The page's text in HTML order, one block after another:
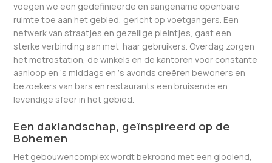
voegen we een gedefinieerde en aangename openbare
ruimte toe aan het gebied, gericht op voetgangers. Een
netwerk van straatjes en gezellige pleintjes, gaat een
sterke verbinding aan met haar gebruikers. Overdag zorgen
het metrostation, de winkels en de kantoren voor constante
aanloop en ‘s middags en ‘s avonds creëren bewoners en
bezoekers van bars en restaurants een bruisende en
levendige sfeer in het gebied.
Een daklandschap, geïnspireerd op de
Bohemen
Het gebouwencomplex wordt bekroond met een glooiend,